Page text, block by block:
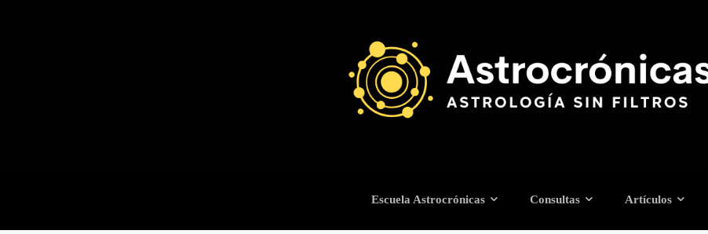
Escuela Astrocrónicas Consultas Artículos